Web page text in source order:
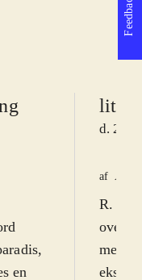
en
d. 26.
af
R. F.
Feedback